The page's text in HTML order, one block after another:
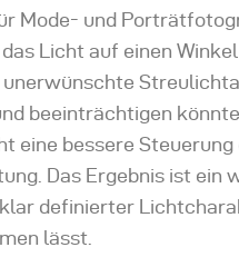
Mode- und
Licht auf einen Winkel
beeinträchtigen
eine bessere Steuerung
Das Ergebnis ist ein
definierter
lässt.